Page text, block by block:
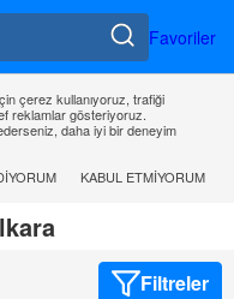
Favoriler
çerez kullanıyoruz, trafiği
reklamlar gösteriyoruz.
daha iyi bir deneyim
KABUL ETMIYORUM
Filtreler